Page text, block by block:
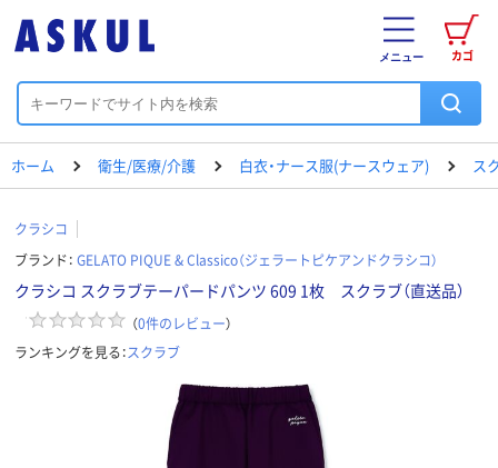
カゴ
メニュー
ホーム 衛生/医療/介護 白衣・ナース服(ナースウェア) ス
クラシコ
ブランド： GELATO PIQUE & Classico（ジェラートピケアンドクラシコ）
クラシコ スクラブテーパードパンツ 609 1枚 スクラブ（直送品）
（0件のレビュー）
ランキングを見る：スクラブ